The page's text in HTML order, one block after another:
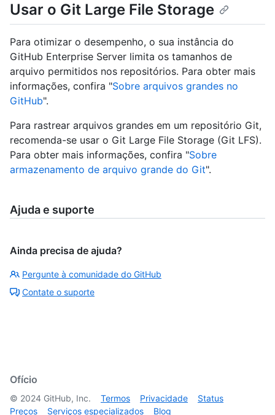
Usar o Git Large File Storage
Para otimizar o desempenho, o sua instância do
GitHub Enterprise Server limita os tamanhos de
arquivo permitidos nos repositórios. Para obter mais
informações, confira "Sobre arquivos grandes no
GitHub".
Para rastrear arquivos grandes em um repositório Git,
recomenda-se usar o Git Large File Storage (Git LFS).
Para obter mais informações, confira "Sobre
armazenamento de arquivo grande do Git".
Ajuda e suporte
Ainda precisa de ajuda?
Pergunte à comunidade do GitHub
Contate o suporte
Ofício
© 2024 GitHub, Inc. Termos Privacidade
Status
Preços
Serviços especializados Blog